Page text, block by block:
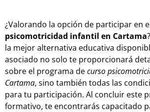
¿Valorando la opción de participar en
psicomotricidad infantil en Cartama
la mejor alternativa educativa
asociado no solo te proporcionará
sobre el programa decurso
Cartama, sino también todas las
para tu participación. Al concluir este
formativo, te encontrarás capacitado